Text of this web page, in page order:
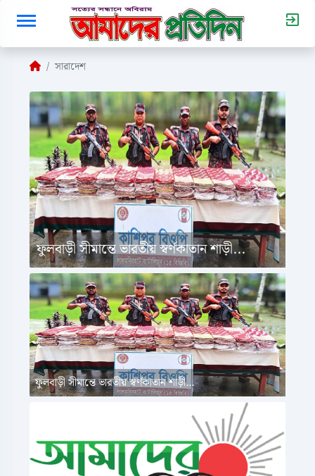
সারাদেশ
ফুলবাড়ী সীমান্তে ভারতীয় স্বর্ণকাতান শাড়ী...
ফুলবাড়ী সীমান্তে ভারতীয় স্বর্ণকাতান শাড়ী...